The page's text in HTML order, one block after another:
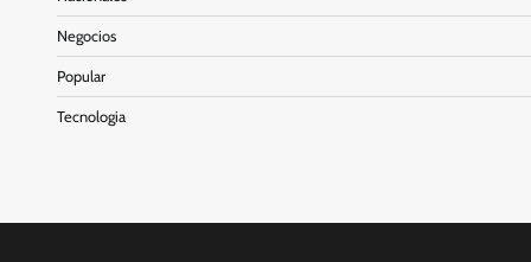
Negocios
Popular
Tecnologia